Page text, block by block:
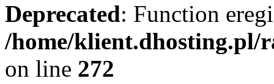
Deprecated: Function
/home/klient.dhosting.pl/
on line 272